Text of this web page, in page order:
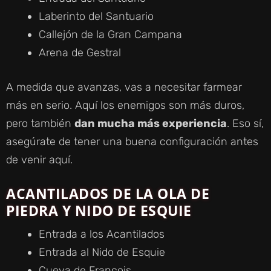
Laberinto del Santuario
Callejón de la Gran Campana
Arena de Gestral
A medida que avanzas, vas a necesitar farmear
más en serio. Aquí los enemigos son más duros,
pero también dan mucha más experiencia. Eso sí,
asegúrate de tener una buena configuración antes
de venir aquí.
ACANTILADOS DE LA OLA DE
PIEDRA Y NIDO DE ESQUIE
Entrada a los Acantilados
Entrada al Nido de Esquie